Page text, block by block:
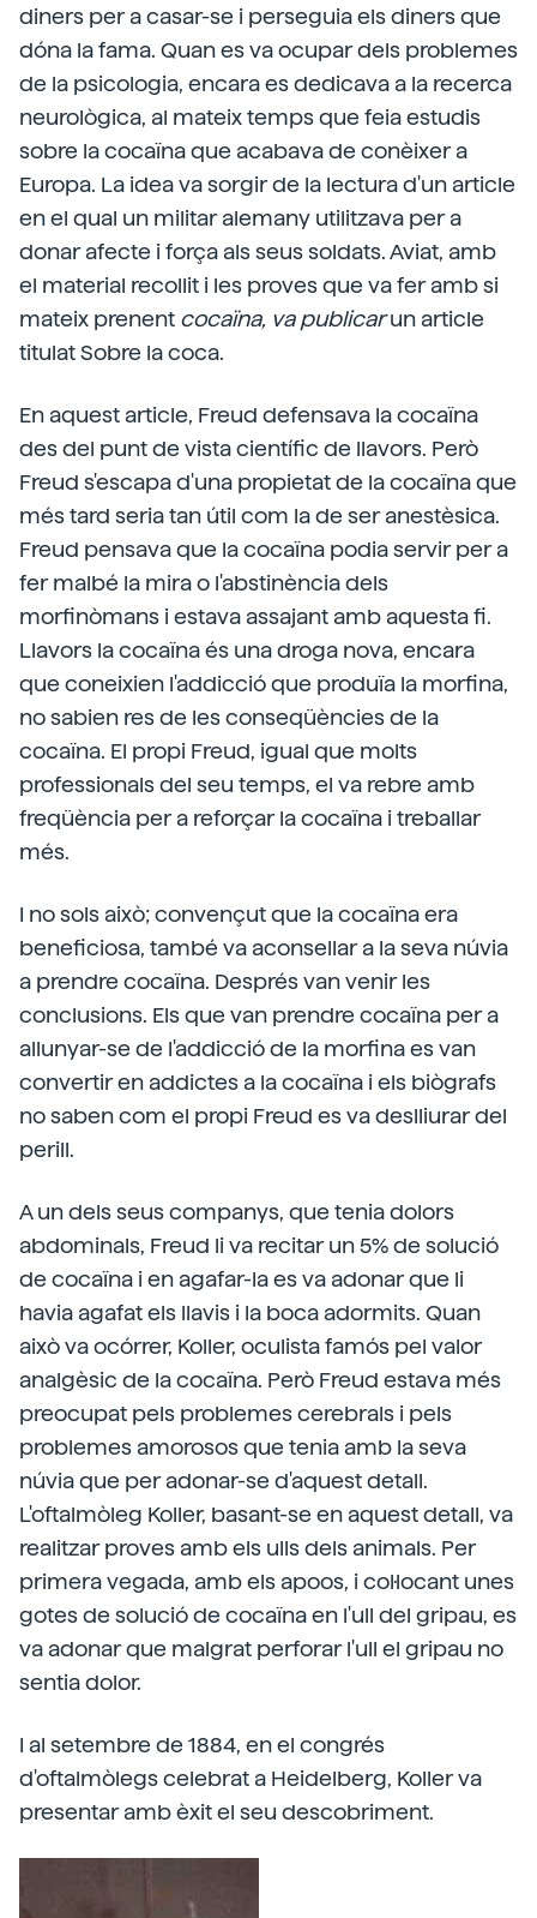
diners per a casar-se i perseguia els diners que
dóna la fama. Quan es va ocupar dels problemes
de la psicologia, encara es dedicava a la recerca
neurològica, al mateix temps que feia estudis
sobre la cocaïna que acabava de conèixer a
Europa. La idea va sorgir de la lectura d'un article
en el qual un militar alemany utilitzava per a
donar afecte i força als seus soldats. Aviat, amb
el material recollit i les proves que va fer amb si
mateix prenent cocaïna, va publicarun article
titulat Sobre la coca.
En aquest article, Freud defensava la cocaïna
des del punt de vista científic de llavors. Però
Freud s'escapa d'una propietat de la cocaïna que
més tard seria tan útil com la de ser anestèsica.
Freud pensava que la cocaïna podia servir per a
fer malbé la mira o l'abstinència dels
morfinòmans i estava assajant amb aquesta fi.
Llavors la cocaïna és una droga nova, encara
que coneixien l'addicció que produïa la morfina,
no sabien res de les conseqüències de la
cocaïna. El propi Freud, igual que molts
professionals del seu temps, el va rebre amb
freqüència per a reforçar la cocaïna i treballar
més.
I no sols això; convençut que la cocaïna era
beneficiosa, també va aconsellar a la seva núvia
a prendre cocaïna. Després van venir les
conclusions. Els que van prendre cocaïna per a
allunyar-se de l'addicció de la morfina es van
convertir en addictes a la cocaïna i els biògrafs
no saben com el propi Freud es va deslliurar del
perill.
A un dels seus companys, que tenia dolors
abdominals, Freud li va recitar un 5% de solució
de cocaïna i en agafar-la es va adonar que li
havia agafat els llavis i la boca adormits. Quan
això va ocórrer, Koller, oculista famós pel valor
analgèsic de la cocaïna. Però Freud estava més
preocupat pels problemes cerebrals i pels
problemes amorosos que tenia amb la seva
núvia que per adonar-se d'aquest detall.
L'oftalmòleg Koller, basant-se en aquest detall, va
realitzar proves amb els ulls dels animals. Per
primera vegada, amb els apoos, i col·locant unes
gotes de solució de cocaïna en l'ull del gripau, es
va adonar que malgrat perforar l'ull el gripau no
sentia dolor.
I al setembre de 1884, en el congrés
d'oftalmòlegs celebrat a Heidelberg, Koller va
presentar amb èxit el seu descobriment.